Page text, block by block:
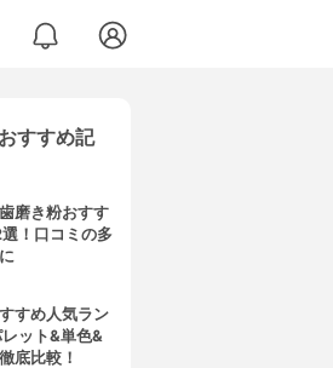
すすめ記
磨き粉おすす
！口コミの多
すめ人気ラン
ット&単色&
底比較！